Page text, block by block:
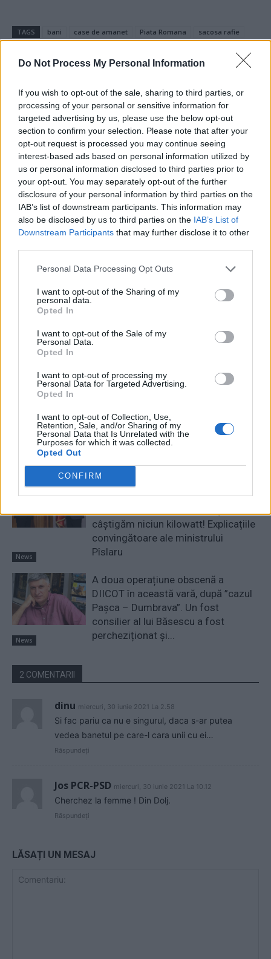
Do Not Process My Personal Information
If you wish to opt-out of the sale, sharing to third parties, or
processing of your personal or sensitive information for
targeted advertising by us, please use the below opt-out
section to confirm your selection. Please note that after your
opt-out request is processed you may continue seeing
interest-based ads based on personal information utilized by
us or personal information disclosed to third parties prior to
your opt-out. You may separately opt-out of the further
disclosure of your personal information by third parties on the
IAB’s list of downstream participants. This information may
also be disclosed by us to third parties on the IAB’s List of
Downstream Participants that may further disclose it to other
Personal Data Processing Opt Outs
I want to opt-out of the Sharing of my
personal data.
Opted In
I want to opt-out of the Sale of my
Personal Data.
Opted In
I want to opt-out of processing my
Personal Data for Targeted Advertising.
Opted In
I want to opt-out of Collection, Use,
Retention, Sale, and/or Sharing of my
Personal Data that Is Unrelated with the
Purposes for which it was collected.
Opted Out
CONFIRM
TAGS bani case de amanet Piata Romana sacosa rafie
Articolul precedent
CCR aprobă tot ce poftește
PSD. Și revocarea Renatei
Weber din funcția de Avocat
al Poporului a fost declarată
neconstituțională
Articolul următor
Cîțu: „Banii din PNRR nu pot
avea altă destinație decât
investițiile, oricât ar saliva
baronii PSD“
Redacţia
comise de PSD-AUR: ”Vom analiza
cu atenție modificările aduse legii.
Există riscul unor consecințe
News
Sabotaj grav al PNRR, de către
tabăra anti-europeană PSD-AUR:
câștigăm niciun kilowatt! Explicațiile
convingătoare ale ministrului
Pîslaru
News
A doua operațiune obscenă a
DIICOT în această vară, după ”cazul
Pașca – Dumbrava”. Un fost
consilier al lui Băsescu a fost
percheziționat și...
2 COMENTARII
dinu miercuri, 30 iunie 2021 La 2.58
Si fac pariu ca nu e singurul, daca s-ar putea
vedea banetul pe care-l cara unii cu ei…
Răspundeți
Jos PCR-PSD miercuri, 30 iunie 2021 La 10.12
Cherchez la femme ! Din Dolj.
Răspundeți
LĂSAȚI UN MESAJ